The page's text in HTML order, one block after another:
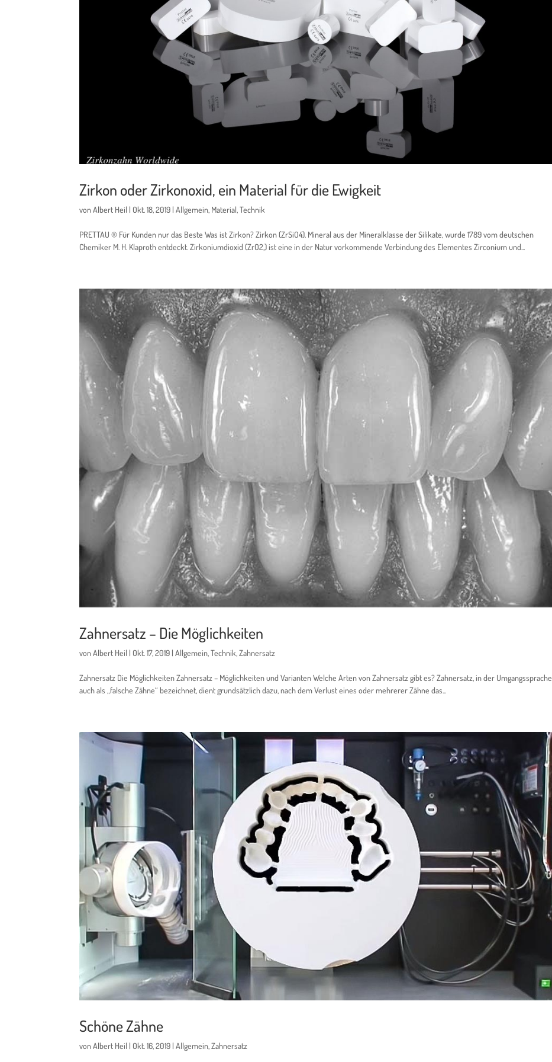
Zirkon oder Zirkonoxid, ein Material für die Ewigkeit
vonAlbert Heil | Okt. 18, 2019 |Allgemein, Material,Technik
PRETTAU ® Für Kunden nur das Beste Was ist Zirkon? Zirkon (ZrSiO4). Mineral aus der Mineralklasse der Silikate, wurde 1789 vom deutschen
Chemiker M. H. Klaproth entdeckt. Zirkoniumdioxid (ZrO2,) ist eine in der Natur vorkommende Verbindung des Elementes Zirconium und...
Zahnersatz – Die Möglichkeiten
vonAlbert Heil | Okt. 17, 2019 |Allgemein,Technik,Zahnersatz
Zahnersatz Die Möglichkeiten Zahnersatz – Möglichkeiten und Varianten Welche Arten von Zahnersatz gibt es? Zahnersatz, in der Umgangssprache
auch als „falsche Zähne“ bezeichnet, dient grundsätzlich dazu, nach dem Verlust eines oder mehrerer Zähne das...
Schöne Zähne
vonAlbert Heil | Okt. 16, 2019 |Allgemein,Zahnersatz